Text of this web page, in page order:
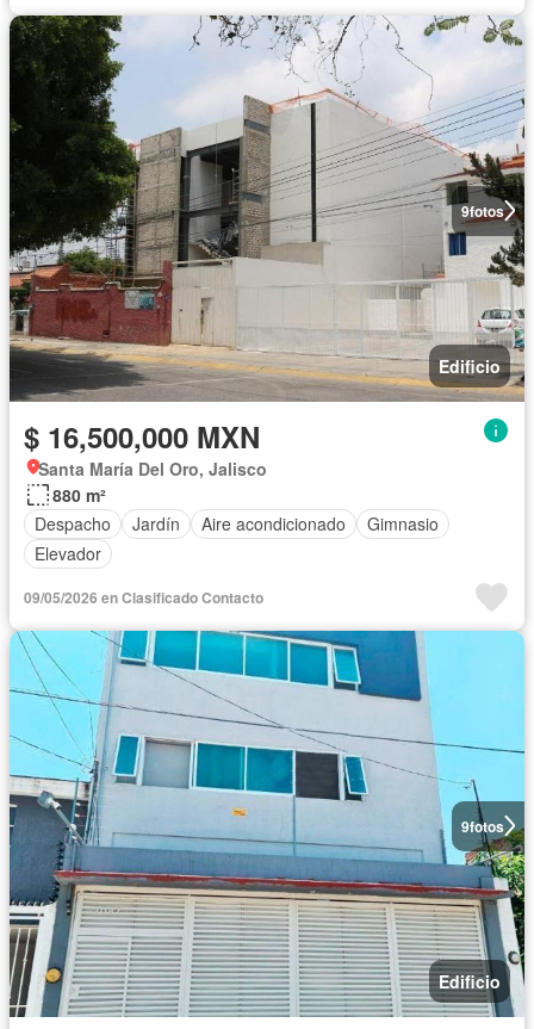
9fotos
Edificio
$ 16,500,000 MXN
Santa María Del Oro, Jalisco
880 m²
Despacho
Jardín Aire acondicionado
Gimnasio
Elevador
09/05/2026 en Clasificado Contacto
9fotos
Edificio